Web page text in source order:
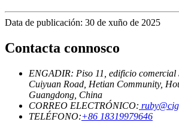
Data de publicación: 30 de xuño de 2025
Contacta connosco
ENGADIR: Piso 11, edificio comercial
Cuiyuan Road, Hetian Community,
Guangdong, China
CORREO ELECTRÓNICO:
TELÉFONO:+86 18319979646